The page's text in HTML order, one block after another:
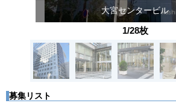
大宮センタービル
1/28枚
募集リスト